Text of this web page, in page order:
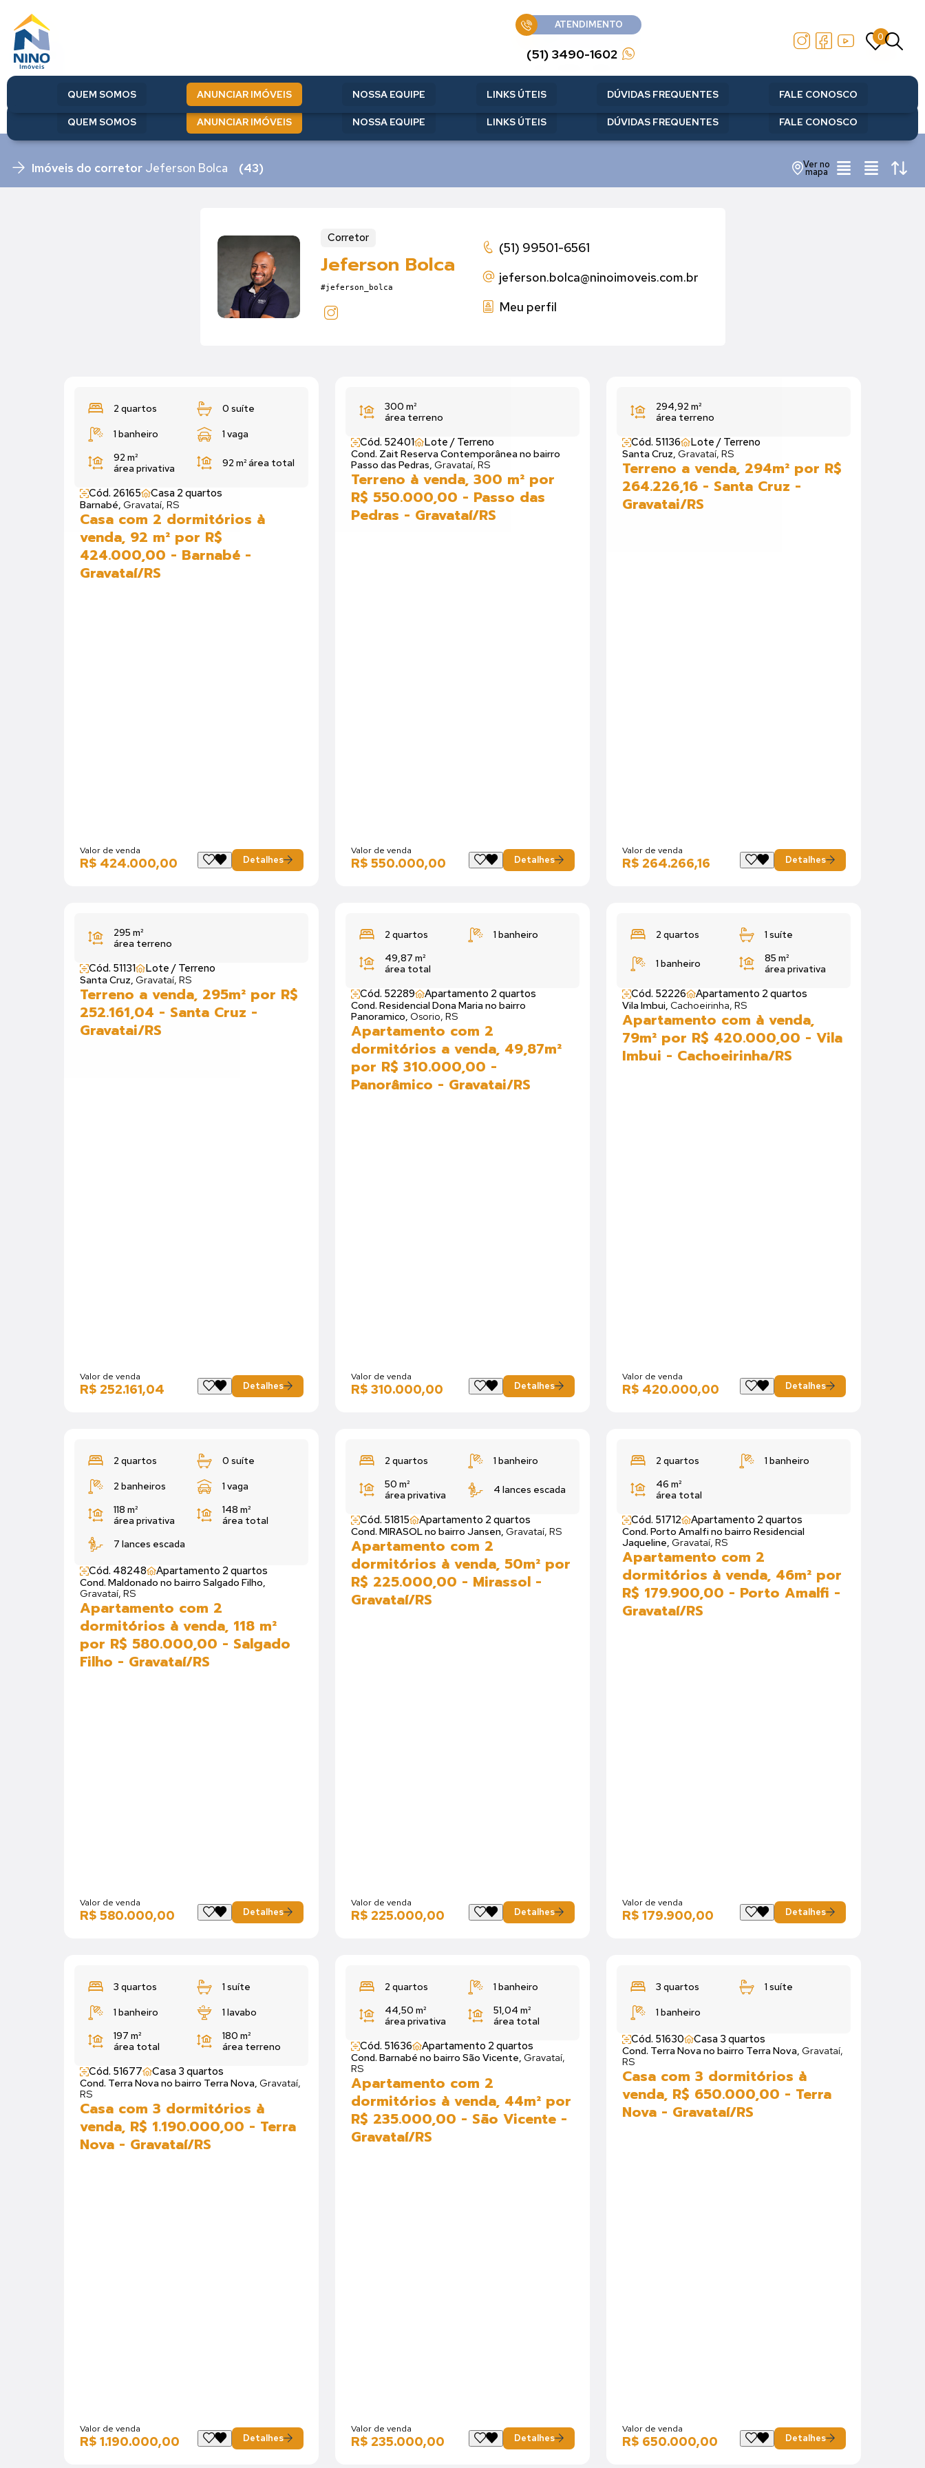
ATENDIMENTO
0
QUEM SOMOS ANUNCIAR IMÓVEIS NOSSA EQUIPE LINKS ÚTEIS DÚVIDAS FREQUENTES FALE CONOSCO
ATENDIMENTO
(51) 3490-1602
0
QUEM SOMOS ANUNCIAR IMÓVEIS NOSSA EQUIPE LINKS ÚTEIS DÚVIDAS FREQUENTES FALE CONOSCO
Imóveis do corretor Jeferson Bolca (43) Ver no
mapa
Corretor
Jeferson Bolca
#jeferson_bolca
(51) 99501-6561
jeferson.bolca@ninoimoveis.com.br
Meu perfil
2 quartos 0 suíte
1 banheiro
1 vaga
92 m²
área privativa
92 m²área total
Cód. 26165 Casa 2 quartos
Barnabé, Gravataí, RS
Casa com 2 dormitórios à
venda, 92 m² por R$
424.000,00 - Barnabé -
Gravataí/RS
Valor de venda
R$ 424.000,00 Detalhes
300 m²
área terreno
Cód. 52401 Lote / Terreno
Cond. Zait Reserva Contemporânea no bairro
Passo das Pedras, Gravataí, RS
Terreno à venda, 300 m² por
R$ 550.000,00 - Passo das
Pedras - Gravataí/RS
Valor de venda
R$ 550.000,00 Detalhes
294,92 m²
área terreno
Cód. 51136 Lote / Terreno
Santa Cruz, Gravataí, RS
Terreno a venda, 294m² por R$
264.226,16 - Santa Cruz -
Gravatai/RS
Valor de venda
R$ 264.266,16 Detalhes
295 m²
área terreno
Cód. 51131 Lote / Terreno
Santa Cruz, Gravataí, RS
Terreno a venda, 295m² por R$
252.161,04 - Santa Cruz -
Gravatai/RS
Valor de venda
R$ 252.161,04 Detalhes
2 quartos
1 banheiro
49,87 m²
área total
Cód. 52289 Apartamento 2 quartos
Cond. Residencial Dona Maria no bairro
Panoramico, Osorio, RS
Apartamento com 2
dormitórios a venda, 49,87m²
por R$ 310.000,00 -
Panorâmico - Gravatai/RS
Valor de venda
R$ 310.000,00 Detalhes
2 quartos 1 suíte
1 banheiro
85 m²
área privativa
Cód. 52226 Apartamento 2 quartos
Vila Imbui, Cachoeirinha, RS
Apartamento com à venda,
79m² por R$ 420.000,00 - Vila
Imbui - Cachoeirinha/RS
Valor de venda
R$ 420.000,00 Detalhes
2 quartos 0 suíte
2 banheiros
1 vaga
118 m²
área privativa
148 m²
área total
7 lances escada
Cód. 48248 Apartamento 2 quartos
Cond. Maldonado no bairro Salgado Filho,
Gravataí, RS
Apartamento com 2
dormitórios à venda, 118 m²
por R$ 580.000,00 - Salgado
Filho - Gravataí/RS
Valor de venda
R$ 580.000,00 Detalhes
2 quartos
1 banheiro
50 m²
área privativa
4 lances escada
Cód. 51815 Apartamento 2 quartos
Cond. MIRASOL no bairro Jansen, Gravataí, RS
Apartamento com 2
dormitórios à venda, 50m² por
R$ 225.000,00 - Mirassol -
Gravataí/RS
Valor de venda
R$ 225.000,00 Detalhes
2 quartos
1 banheiro
46 m²
área total
Cód. 51712 Apartamento 2 quartos
Cond. Porto Amalfi no bairro Residencial
Jaqueline, Gravataí, RS
Apartamento com 2
dormitórios à venda, 46m² por
R$ 179.900,00 - Porto Amalfi -
Gravataí/RS
Valor de venda
R$ 179.900,00 Detalhes
3 quartos 1 suíte
1 banheiro
1 lavabo
197 m²
área total
180 m²
área terreno
Cód. 51677 Casa 3 quartos
Cond. Terra Nova no bairro Terra Nova, Gravataí,
RS
Casa com 3 dormitórios à
venda, R$ 1.190.000,00 - Terra
Nova - Gravataí/RS
Valor de venda
R$ 1.190.000,00 Detalhes
2 quartos
1 banheiro
44,50 m²
área privativa
51,04 m²
área total
Cód. 51636 Apartamento 2 quartos
Cond. Barnabé no bairro São Vicente, Gravataí,
RS
Apartamento com 2
dormitórios à venda, 44m² por
R$ 235.000,00 - São Vicente -
Gravataí/RS
Valor de venda
R$ 235.000,00 Detalhes
3 quartos 1 suíte
1 banheiro
Cód. 51630 Casa 3 quartos
Cond. Terra Nova no bairro Terra Nova, Gravataí,
RS
Casa com 3 dormitórios à
venda, R$ 650.000,00 - Terra
Nova - Gravataí/RS
Valor de venda
R$ 650.000,00 Detalhes